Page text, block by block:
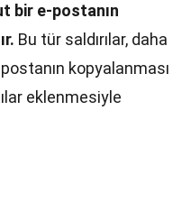
bir e-postanın
Bu tür saldırılar, daha
kopyalanması
eklenmesiyle